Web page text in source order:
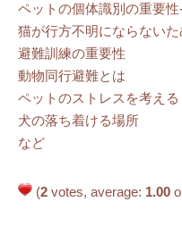
ペットの個体識別の重要
猫が行方不明にならないた
避難訓練の重要性
動物同行避難とは
ペットのストレスを考える
犬の落ち着ける場所
など
(2 votes, average: 1.00